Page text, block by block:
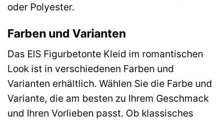
oder Polyester.
Farben und Varianten
Das EIS Figurbetonte Kleid im romantischen
Look ist in verschiedenen Farben und
Varianten erhältlich. Wählen Sie die Farbe und
Variante, die am besten zu Ihrem Geschmack
und Ihren Vorlieben passt. Ob klassisches